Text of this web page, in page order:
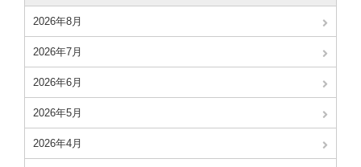
2026年8月
2026年7月
2026年6月
2026年5月
2026年4月